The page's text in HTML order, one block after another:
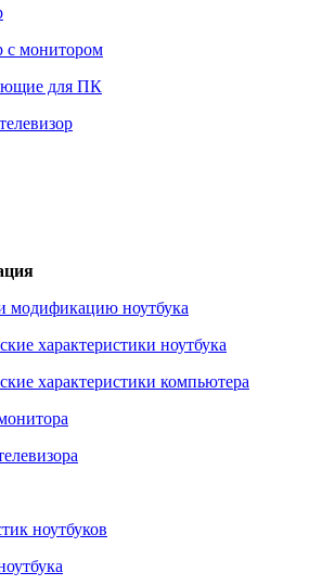
с монитором
для ПК
модификацию ноутбука
характеристики ноутбука
характеристики компьютера
ноутбуков